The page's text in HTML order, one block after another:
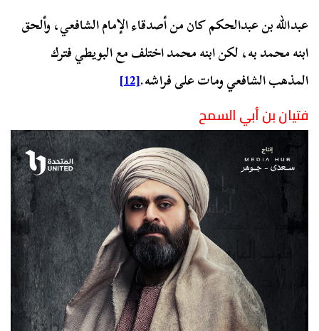
عبدالله بن عبدالحكم كان من أصدقاء الإمام الشافعي، وألحق
ابنه محمد به، لكن ابنه محمد اختلف مع البويطي فترك
المذهب الشافعي ومات على فراشه.[12]
فتيان بن أبي السمح